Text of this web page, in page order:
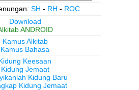
SH - RH - ROC
Download
ANDROID
Kamus Alkitab
Kamus Bahasa
Keesaan
Kidung Jemaat
Kidung Baru
Kidung Jemaat